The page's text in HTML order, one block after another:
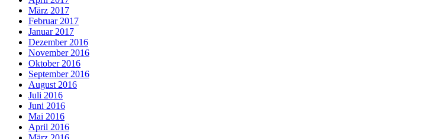
März 2017
Februar 2017
Januar 2017
Dezember 2016
November 2016
Oktober 2016
September 2016
August 2016
Juli 2016
Juni 2016
Mai 2016
April 2016